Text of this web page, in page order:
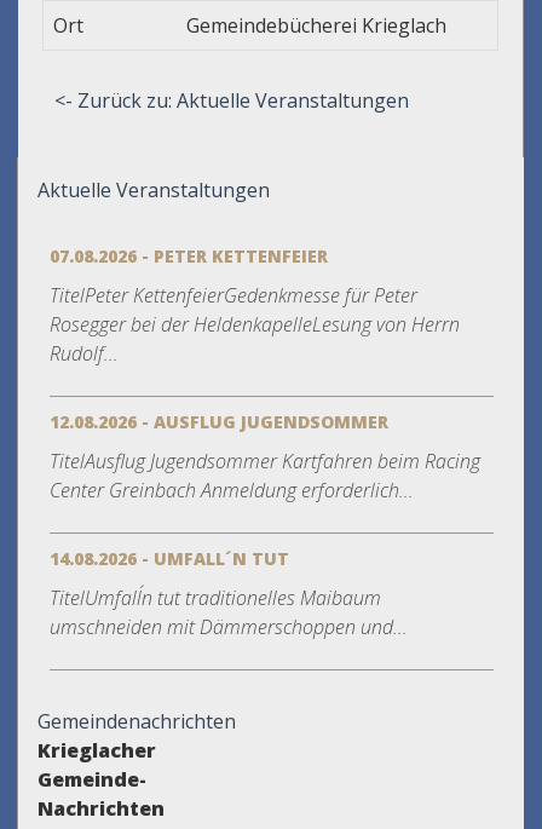
Ort
Gemeindebücherei Krieglach
<- Zurück zu: Aktuelle Veranstaltungen
Aktuelle Veranstaltungen
07.08.2026 - PETER KETTENFEIER
TitelPeter KettenfeierGedenkmesse für Peter
Rosegger bei der HeldenkapelleLesung von Herrn
Rudolf...
12.08.2026 - AUSFLUG JUGENDSOMMER
TitelAusflug Jugendsommer Kartfahren beim Racing
Center Greinbach Anmeldung erforderlich...
14.08.2026 - UMFALL´N TUT
TitelUmfall´n tut traditionelles Maibaum
umschneiden mit Dämmerschoppen und...
Gemeindenachrichten
Krieglacher
Gemeinde-
Nachrichten